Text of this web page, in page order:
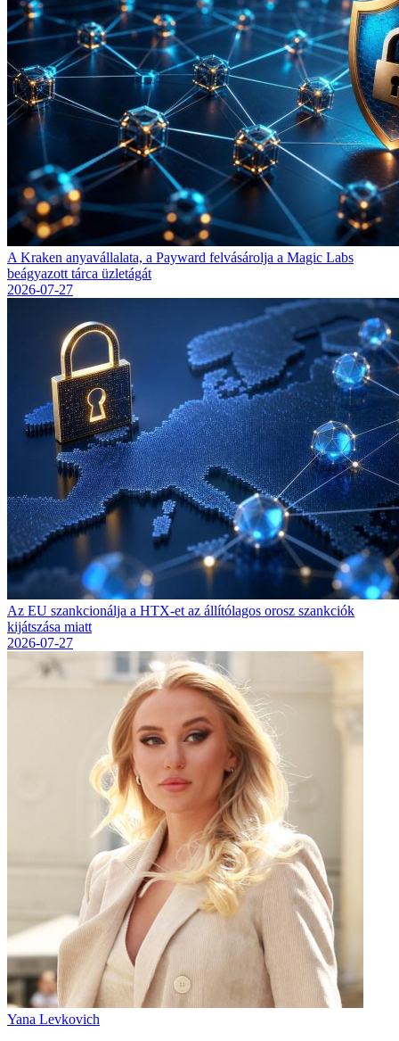
A Kraken anyavállalata, a Payward felvásárolja a Magic Labs
beágyazott tárca üzletágát
2026-07-27
Az EU szankcionálja a HTX-et az állítólagos orosz szankciók
kijátszása miatt
2026-07-27
Yana Levkovich